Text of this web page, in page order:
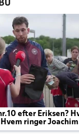
efter Eriksen?
ringer Joachim